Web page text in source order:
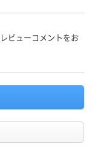
ビューコメントをお